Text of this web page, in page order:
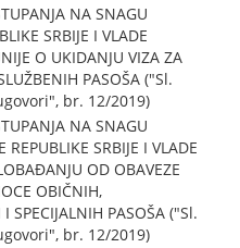
NA SNAGU
SRBIJE I VLADE
O UKIDANJU VIZA ZA
PASOŠA ("Sl.
br. 12/2019)
NA SNAGU
SRBIJE I VLADE
OD OBAVEZE
OBIČNIH,
SPECIJALNIH PASOŠA ("Sl.
br. 12/2019)